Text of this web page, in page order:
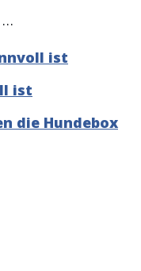
…
ist
ist
die Hundebox